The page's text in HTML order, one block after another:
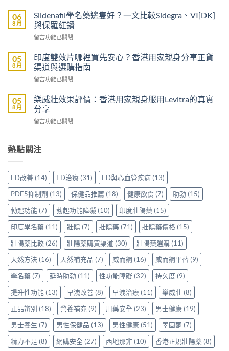
以
買
到
威
鋼
嗎？
港
士
購
買
讀
的
意
事
項〉
中
威
大
樂
威
評
價：
雙
效
勃
加
時
香
家
真
實
使
用
心
得〉
中
06
8 月
Sildenafil學名藥邊隻好？一文比較Sidegra、VI[DK]
與保羅紅鑽
在
學
名
藥
邊
好？
一
文
比
VI[DK]
羅
紅
鑽〉
中
留言功能已關閉
05
8 月
印度雙效片哪裡買先安心？香港用家親身分享正貨
渠道與選購指南
在
度
雙
效
片
買
心？
香
港
用
家
親
身
分
享
正
貨
渠
道
與
選
購
指
南〉
中
留言功能已關閉
05
8 月
樂威壯效果評價：香港用家親身服用Levitra的真實
分享
在
壯
效
評
價：
香
港
用
家
親
身
服
用
Levitra
的
真
實
分
享〉
中
留言功能已關閉
熱點關注
ED改善 (14) ED治療 (31) ED與心血管疾病 (13)
PDE5抑制劑 (13) 保健品推薦 (18) 健康飲食 (7) 助勃 (15)
勃起功能 (7) 勃起功能障礙 (10) 印度壯陽藥 (15)
印度學名藥 (11) 壯陽 (7) 壯陽藥 (71) 壯陽藥價格 (15)
壯陽藥比較 (26) 壯陽藥購買渠道 (30) 壯陽藥選購 (11)
天然方法 (16) 天然補充品 (7) 威而鋼 (16) 威而鋼平替 (9)
學名藥 (7) 延時助勃 (11) 性功能障礙 (32) 持久度 (9)
提升性功能 (13) 早洩改善 (8) 早洩治療 (11) 樂威壯 (8)
正品辨別 (18) 營養補充 (9) 用藥安全 (23) 男士健康 (19)
男士養生 (7) 男性保健品 (13) 男性健康 (51) 睪固酮 (7)
精力不足 (8) 網購安全 (27) 西地那非 (10) 香港正規壯陽藥 (8)